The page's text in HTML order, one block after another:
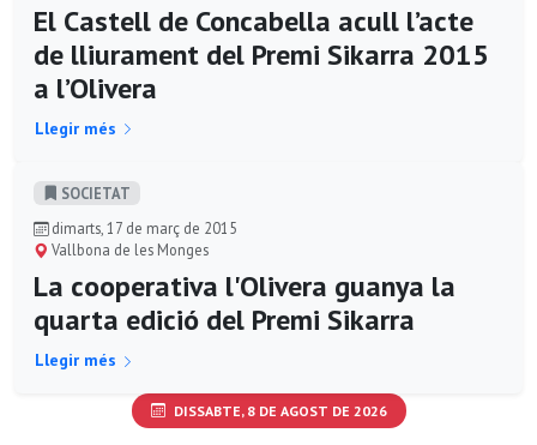
El Castell de Concabella acull l’acte
de lliurament del Premi Sikarra 2015
a l’Olivera
Llegir més
SOCIETAT
dimarts, 17 de març de 2015
Vallbona de les Monges
La cooperativa l'Olivera guanya la
quarta edició del Premi Sikarra
Llegir més
DISSABTE, 8 DE AGOST DE 2026